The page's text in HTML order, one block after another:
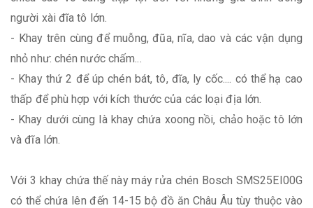
người xài đĩa tô lớn.
- Khay trên cùng để muỗng, đũa, nĩa, dao và các vận dụng
nhỏ như: chén nước chấm...
- Khay thứ 2 để úp chén bát, tô, đĩa, ly cốc.... có thể hạ cao
thấp để phù hợp với kích thước của các loại địa lớn.
- Khay dưới cùng là khay chứa xoong nồi, chảo hoặc tô lớn
và đĩa lớn.
Với 3 khay chứa thế này máy rửa chén Bosch SMS25EI00G
có thể chứa lên đến 14-15 bộ đồ ăn Châu Âu tùy thuộc vào